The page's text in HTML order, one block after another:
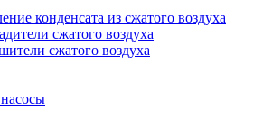
конденсата из сжатого воздуха
сжатого воздуха
сжатого воздуха